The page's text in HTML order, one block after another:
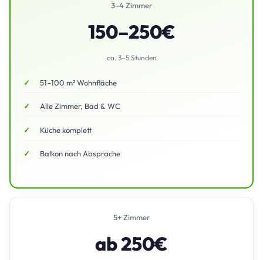
3–4 Zimmer
150–250€
ca. 3–5 Stunden
51–100 m² Wohnfläche
Alle Zimmer, Bad & WC
Küche komplett
Balkon nach Absprache
5+ Zimmer
ab 250€